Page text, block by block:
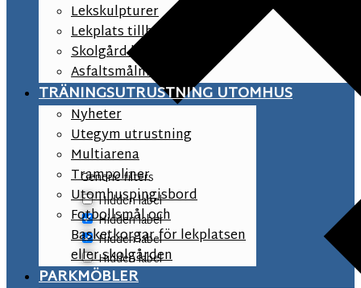
Generic filters
Hidden label
Hidden label
Hidden label
Hidden label
Lekskulpturer
Lekplats tillbehör
Skolgård lekutrustning
Asfaltsmålningar
TRÄNINGSUTRUSTNING UTOMHUS
Nyheter
Utegym utrustning
Multiarena
Trampoliner
Utomhuspingisbord
Fotbollsmål och
Basketkorgar för lekplatsen
eller skolgården
PARKMÖBLER